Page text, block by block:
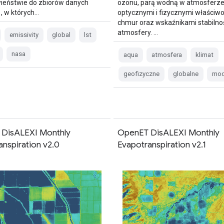
do zbiorów danych
w których…
emissivity global lst
nasa
ozonu, parą wodną w
optycznymi i fizycznymi
chmur oraz wskaźnikami
atmosfery. …
aqua atmosfera klimat
geofizyczne globalne
Monthly
v2.0
OpenET DisALEXI Monthly
Evapotranspiration v2.1